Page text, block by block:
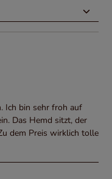
Ich bin sehr froh auf
Das Hemd sitzt, der
dem Preis wirklich tolle